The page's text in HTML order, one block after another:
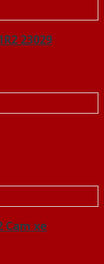
23029
Cam xe